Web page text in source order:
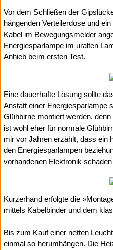
Vor dem Schließen der
hängenden Verteilerdose und
Kabel im Bewegungsmelder
Energiesparlampe im uralten
Anhieb beim ersten Test.
Eine dauerhafte Lösung sollte
Anstatt einer Energiesparlampe
Glühbirne montiert werden,
ist wohl eher für normale
mir vor Jahren erzählt, dass ein
den Energiesparlampen
vorhandenen Elektronik
Kurzerhand erfolgte die
mittels Kabelbinder und dem
Bis zum Kauf einer netten
einmal so herumhängen. Die